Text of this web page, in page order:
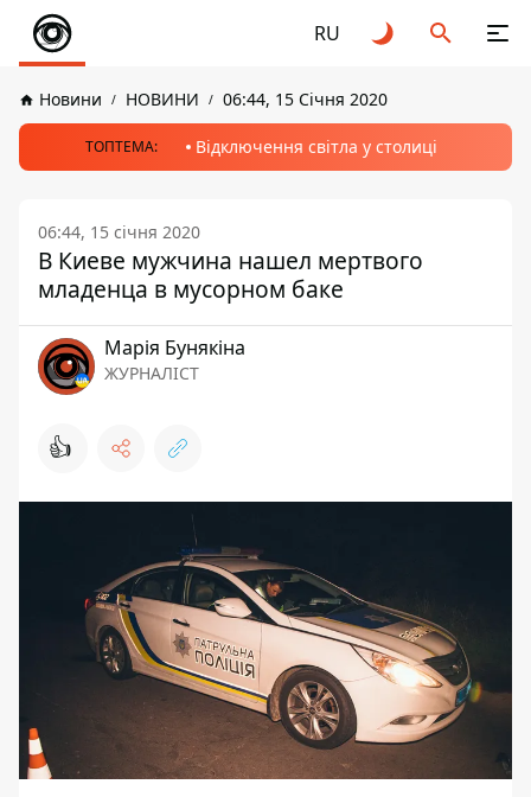
RU
Новини НОВИНИ 06:44, 15 Січня 2020
ТОПТЕМА: Відключення світла у столиці
06:44, 15 січня 2020
В Киеве мужчина нашел мертвого
младенца в мусорном баке
Марія Бунякіна
ЖУРНАЛІСТ
👍